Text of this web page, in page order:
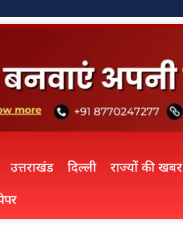
उत्तराखंड दिल्ली राज्यों की खबर